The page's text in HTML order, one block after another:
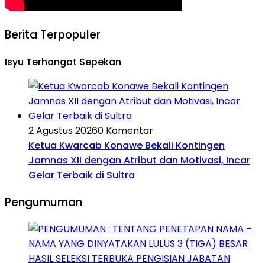
Berita Terpopuler
Isyu Terhangat Sepekan
2 Agustus 20260 Komentar
Ketua Kwarcab Konawe Bekali Kontingen
Jamnas XII dengan Atribut dan Motivasi, Incar
Gelar Terbaik di Sultra
Pengumuman